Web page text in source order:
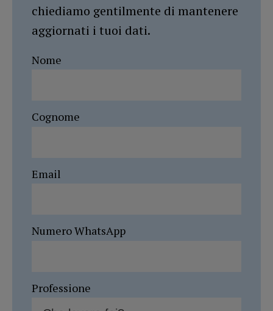
chiediamo gentilmente di mantenere
aggiornati i tuoi dati.
Nome
Cognome
Email
Numero WhatsApp
Professione